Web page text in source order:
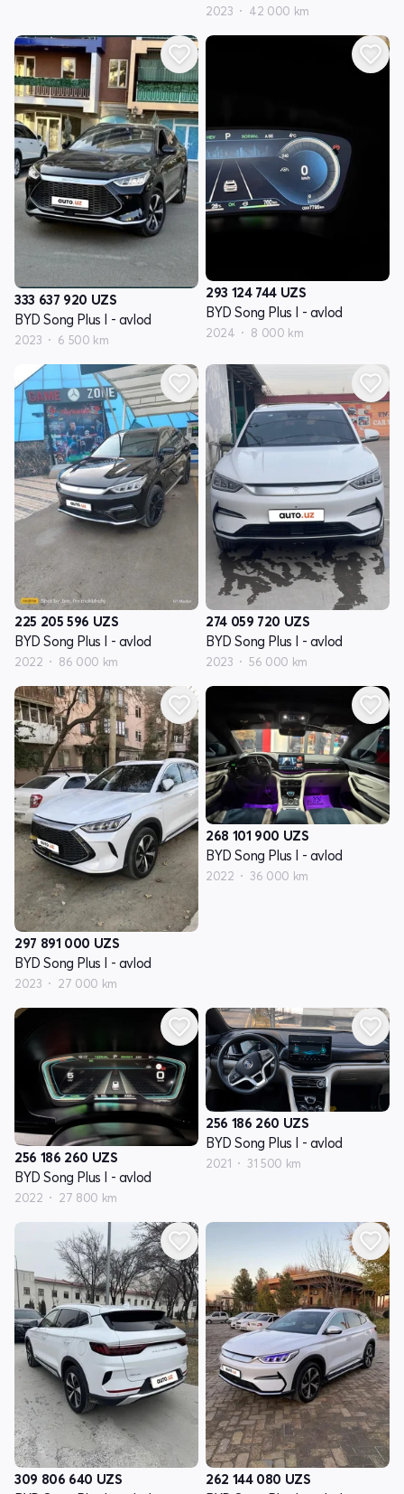
2023 42 000 km
333 637 920 UZS
BYD Song Plus I - avlod
2023 6 500 km
293 124 744 UZS
BYD Song Plus I - avlod
2024 8 000 km
225 205 596 UZS
BYD Song Plus I - avlod
2022 86 000 km
274 059 720 UZS
BYD Song Plus I - avlod
2023 56 000 km
297 891 000 UZS
BYD Song Plus I - avlod
2023 27 000 km
268 101 900 UZS
BYD Song Plus I - avlod
2022 36 000 km
256 186 260 UZS
BYD Song Plus I - avlod
2022 27 800 km
256 186 260 UZS
BYD Song Plus I - avlod
2021 31 500 km
309 806 640 UZS
262 144 080 UZS